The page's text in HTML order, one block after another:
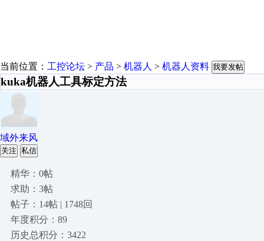
当前位置： 工控论坛 > 产品 > 机器人 > 机器人资料 我要发帖
kuka机器人工具标定方法
域外来风
关注 私信
精华：0帖
求助：3帖
帖子：14帖 | 1748回
年度积分：89
历史总积分：3422